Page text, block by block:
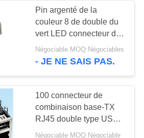
de
plat
Pin argenté de la
couleur 8 de double du
vert LED connecteur de
la lumière RJ45 Jack
dans des produits de
Négociable MOQ:Négociables
- JE NE SAIS PAS.
100 connecteur de
combinaison base-TX
RJ45 double type USB
DIP
Négociable MOQ:Négociable